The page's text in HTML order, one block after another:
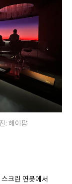
: 헤이팝
크린 연못에서